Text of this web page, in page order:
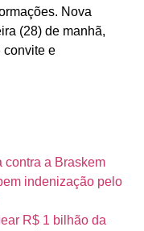
Nova
(28) de manhã,
convite e
contra a Braskem
indenização pelo
R$ 1 bilhão da